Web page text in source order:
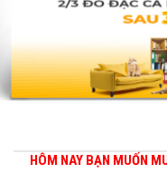
HÔM NAY BẠN MUỐN